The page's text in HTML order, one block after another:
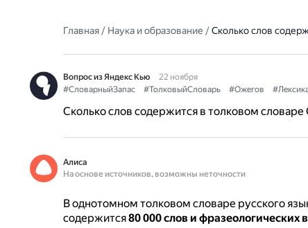
Главная/ Наука и образование /Сколько слов
Вопрос из Яндекс Кью
22 ноября
#СловарныйЗапас
#ТолковыйСловарь #Ожегов
Сколько слов содержится в толковом
Алиса
На основе источников, возможны неточности
В однотомном толковом словаре русского
содержится80 000 слов и фразеологических